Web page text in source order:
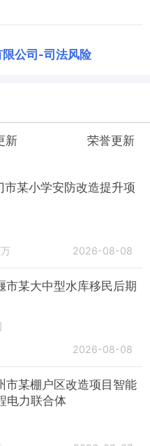
公司 -司法风险
新 荣誉更新
某小学安防改造提升项
2026-08-08
某大中型水库移民后期
2026-08-08
市某棚户区改造项目智能
电力联合体